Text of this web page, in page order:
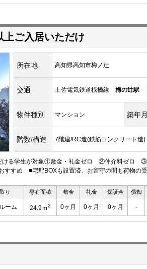
ご入居いただけ
所在地 高知県高知市梅ノ辻
交通 土佐電気鉄道桟橋線 梅の辻駅
物件種別 マンション 築年月
階数/構造 7階建/RC造(鉄筋コンクリート造)
ける学生が対象①敷金・礼金ゼロ ②仲介料ゼロ ③
すすめ ■宅配BOXも設置済、お留守の間も荷物の
り 専有面積 敷金 礼金 保証金 償却
ーム 24.9ｍ2 0ヶ月 0ヶ月 0ヶ月 -